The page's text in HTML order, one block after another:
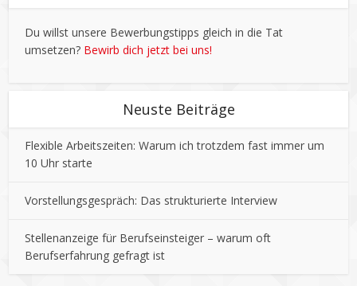
Du willst unsere Bewerbungstipps gleich in die Tat
umsetzen? Bewirb dich jetzt bei uns!
Neuste Beiträge
Flexible Arbeitszeiten: Warum ich trotzdem fast immer um
10 Uhr starte
Vorstellungsgespräch: Das strukturierte Interview
Stellenanzeige für Berufseinsteiger – warum oft
Berufserfahrung gefragt ist